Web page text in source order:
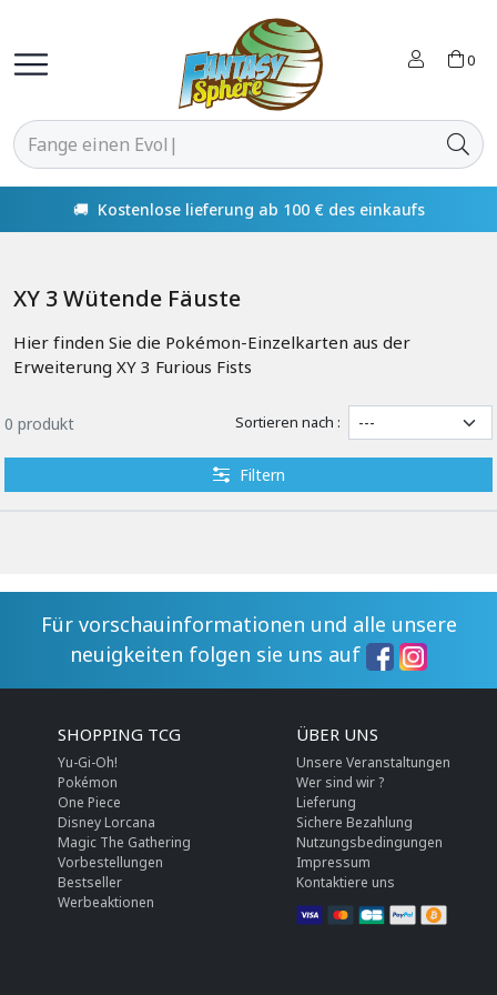
0
🚚 Kostenlose lieferung ab 100 € des einkaufs
XY 3 Wütende Fäuste
Hier finden Sie die Pokémon-Einzelkarten aus der
Erweiterung XY 3 Furious Fists
0 produkt Sortieren nach :
Filtern
Für vorschauinformationen und alle unsere
neuigkeiten folgen sie uns auf
SHOPPING TCG
Yu-Gi-Oh!
Pokémon
One Piece
Disney Lorcana
Magic The Gathering
Vorbestellungen
Bestseller
Werbeaktionen
ÜBER UNS
Unsere Veranstaltungen
Wer sind wir ?
Lieferung
Sichere Bezahlung
Nutzungsbedingungen
Impressum
Kontaktiere uns